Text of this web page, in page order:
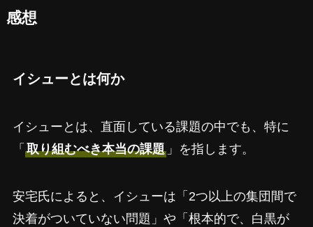
感想
イシューとは何か
イシューとは、直面している課題の中でも、特に
「 取り組むべき本当の課題」を指します。
安宅氏によると、イシューは「2つ以上の集団間で
決着がついていない問題」や「根本的で、白黒が